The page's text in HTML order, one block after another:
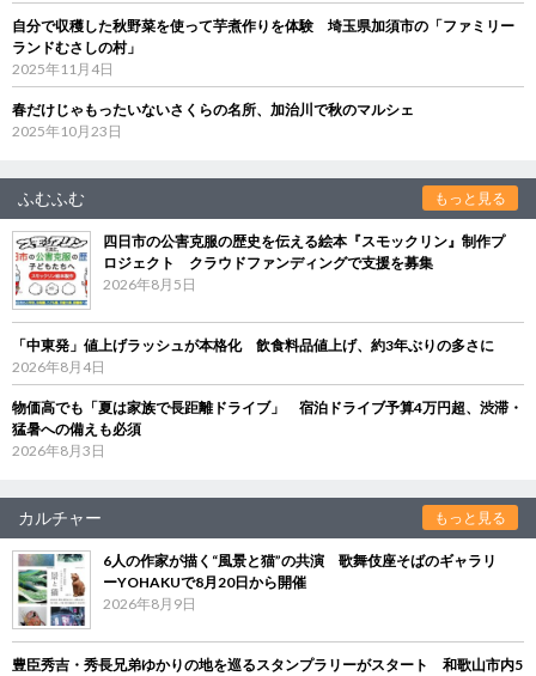
自分で収穫した秋野菜を使って芋煮作りを体験 埼玉県加須市の「ファミリー
ランドむさしの村」
2025年11月4日
春だけじゃもったいないさくらの名所、加治川で秋のマルシェ
2025年10月23日
ふむふむ もっと見る
四日市の公害克服の歴史を伝える絵本『スモックリン』制作プ
ロジェクト クラウドファンディングで支援を募集
2026年8月5日
「中東発」値上げラッシュが本格化 飲食料品値上げ、約3年ぶりの多さに
2026年8月4日
物価高でも「夏は家族で長距離ドライブ」 宿泊ドライブ予算4万円超、渋滞・
猛暑への備えも必須
2026年8月3日
カルチャー もっと見る
6人の作家が描く“風景と猫”の共演 歌舞伎座そばのギャラリ
ーYOHAKUで8月20日から開催
2026年8月9日
豊臣秀吉・秀長兄弟ゆかりの地を巡るスタンプラリーがスタート 和歌山市内5